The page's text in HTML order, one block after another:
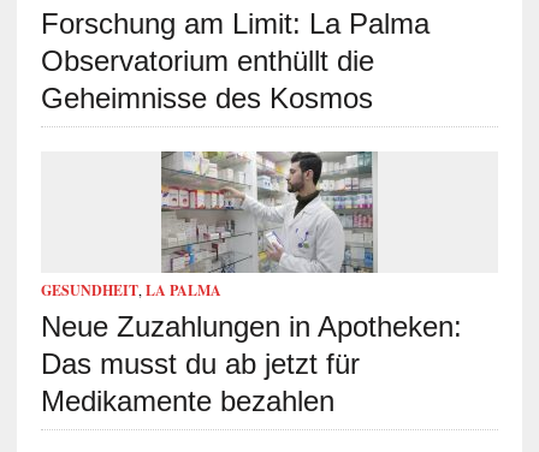
Forschung am Limit: La Palma
Observatorium enthüllt die
Geheimnisse des Kosmos
GESUNDHEIT,LA PALMA
Neue Zuzahlungen in Apotheken:
Das musst du ab jetzt für
Medikamente bezahlen